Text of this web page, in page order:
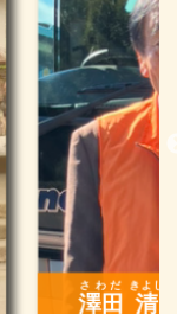
田子